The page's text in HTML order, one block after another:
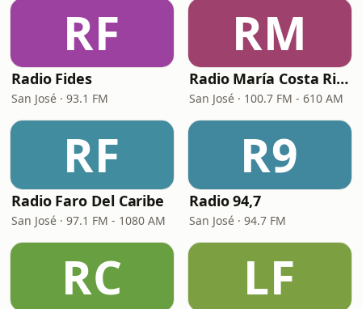
RF
Radio Fides
San José · 93.1 FM
RM
Radio María Costa Rica
San José · 100.7 FM - 610 AM
RF
Radio Faro Del Caribe
San José · 97.1 FM - 1080 AM
R9
Radio 94,7
San José · 94.7 FM
RC LF